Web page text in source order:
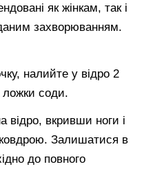
як жінкам, так і
захворюванням.
налийте у відро 2
ложки соди.
відро, вкривши ноги і
Залишатися в
до повного